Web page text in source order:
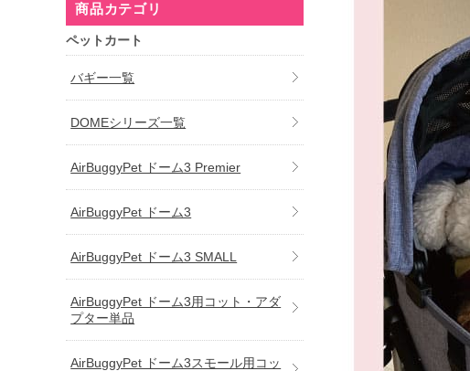
商品カテゴリ
ペットカート
バギー一覧
DOMEシリーズ一覧
AirBuggyPet ドーム3 Premier
AirBuggyPet ドーム3
AirBuggyPet ドーム3 SMALL
AirBuggyPet ドーム3用コット・アダ
プター単品
AirBuggyPet ドーム3スモール用コッ